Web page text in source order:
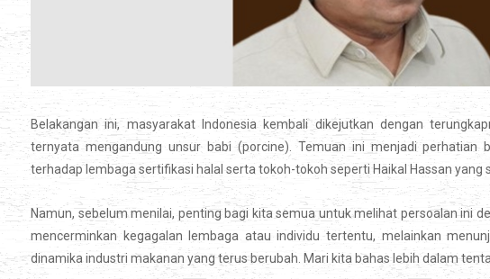
Belakangan ini, masyarakat Indonesia kembali dikejutkan dengan
ternyata mengandung unsur babi (porcine). Temuan ini menjadi perhatian
terhadap lembaga sertifikasi halal serta tokoh-tokoh seperti Haikal Hassan
Namun, sebelum menilai, penting bagi kita semua untuk melihat persoalan ini
mencerminkan kegagalan lembaga atau individu tertentu, melainkan
dinamika industri makanan yang terus berubah. Mari kita bahas lebih dalam